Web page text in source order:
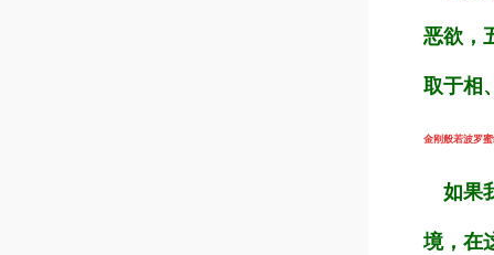
恶欲，
取于相
金刚般若波罗
如果
境，在